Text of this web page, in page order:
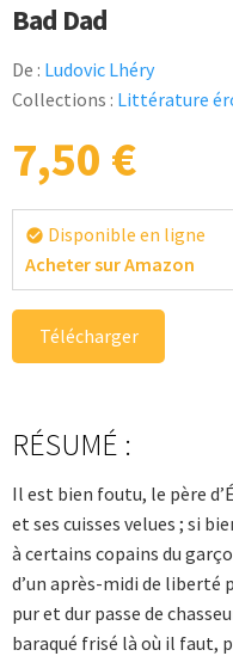
Bad Dad
De : Ludovic Lhéry
Collections : Littérature
7,50 €
check_circle Disponible en ligne
Acheter sur Amazon
Télécharger
RÉSUMÉ :
Il est bien foutu, le père
et ses cuisses velues ; si
à certains copains du
d’un après-midi de liberté
pur et dur passe de
baraqué frisé là où il faut,